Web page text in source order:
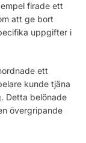
firade ett
att ge bort
uppgifter i
ett
kunde tjäna
Detta belönade
övergripande